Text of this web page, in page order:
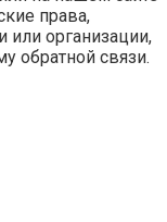
права,
организации,
обратной связи.